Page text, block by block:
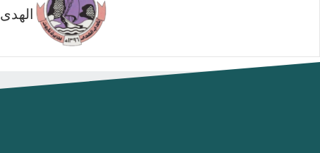
الهدى